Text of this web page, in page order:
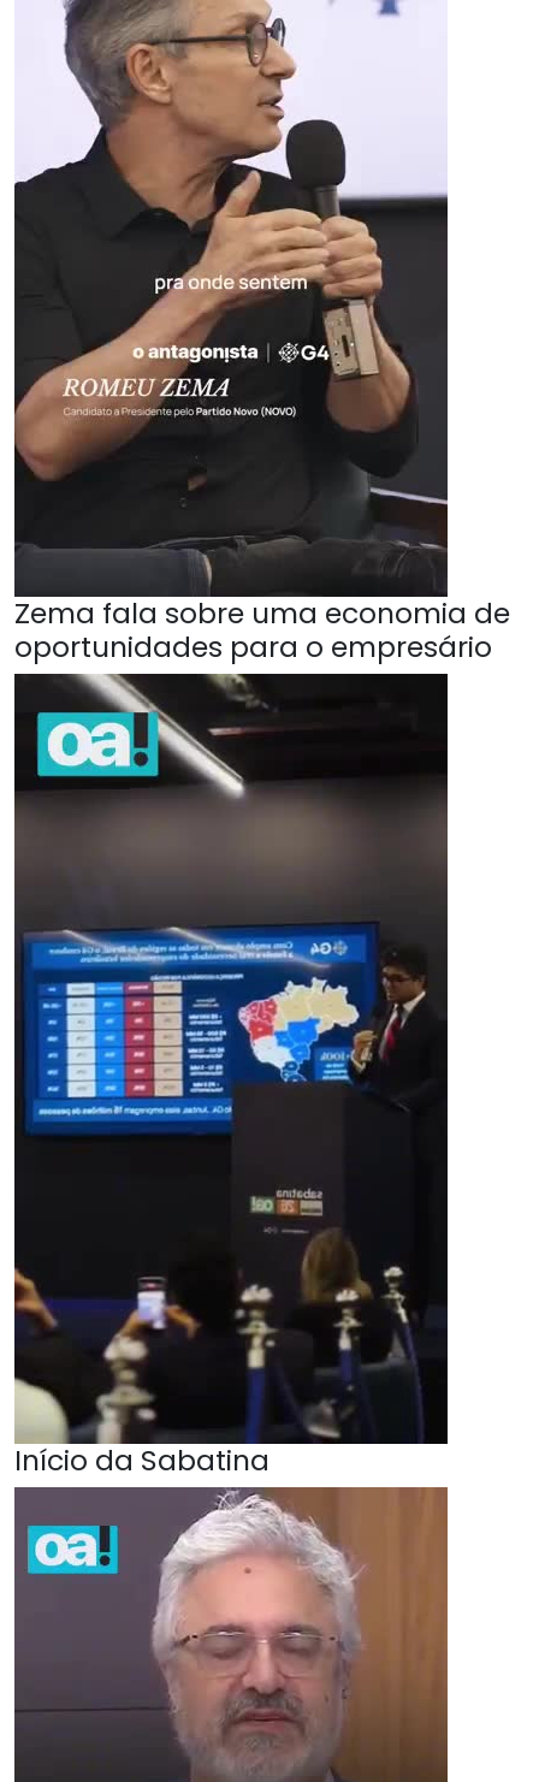
Zema fala sobre uma economia de
oportunidades para o empresário
Início da Sabatina